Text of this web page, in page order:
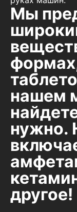
Мы
нашем
нужно.
другое!